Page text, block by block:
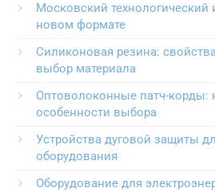
Московский технологический
новом формате
Силиконовая резина:
выбор материала
Оптоволоконные патч-корды:
особенности выбора
Устройства дуговой защиты
оборудования
Оборудование для